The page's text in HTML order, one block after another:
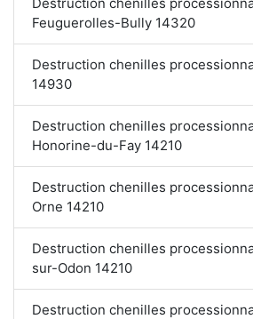
Feuguerolles-Bully 14320
Destruction chenilles
14930
Destruction chenilles
Honorine-du-Fay 14210
Destruction chenilles
Orne 14210
Destruction chenilles
sur-Odon 14210
Destruction chenilles